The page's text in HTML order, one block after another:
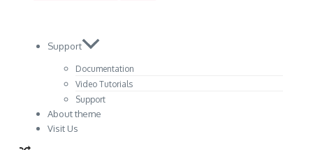
Support
Documentation
Video Tutorials
Support
About theme
Visit Us